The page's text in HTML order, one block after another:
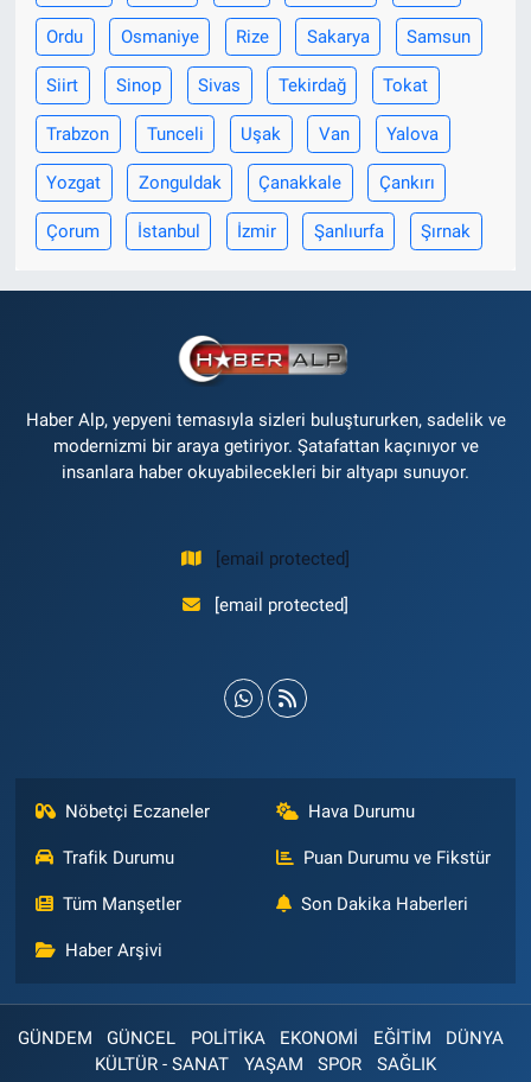
Ordu Osmaniye Rize Sakarya Samsun
Siirt Sinop Sivas Tekirdağ Tokat
Trabzon Tunceli Uşak Van Yalova
Yozgat Zonguldak Çanakkale Çankırı
Çorum İstanbul İzmir Şanlıurfa Şırnak
Haber Alp, yepyeni temasıyla sizleri buluştururken, sadelik ve
modernizmi bir araya getiriyor. Şatafattan kaçınıyor ve
insanlara haber okuyabilecekleri bir altyapı sunuyor.
[email protected]
[email protected]
Nöbetçi Eczaneler Hava Durumu
Trafik Durumu Puan Durumu ve Fikstür
Tüm Manşetler Son Dakika Haberleri
Haber Arşivi
GÜNDEM GÜNCEL POLİTİKA EKONOMİ EĞİTİM
DÜNYA
KÜLTÜR - SANAT
YAŞAM SPOR SAĞLIK